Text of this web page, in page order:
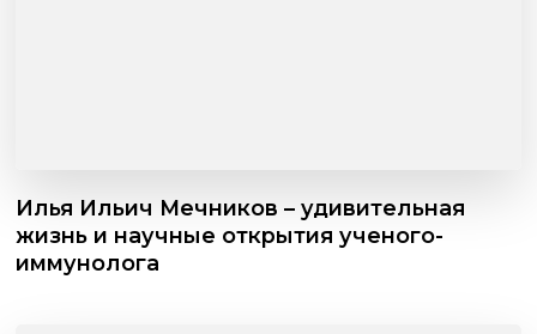
Илья Ильич Мечников – удивительная
жизнь и научные открытия ученого-
иммунолога